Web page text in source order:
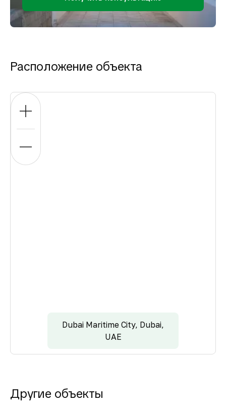
Расположение объекта
Dubai Maritime City, Dubai,
UAE
Другие объекты